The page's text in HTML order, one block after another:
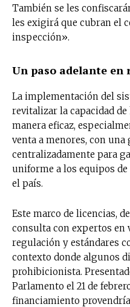
También se les
les exigirá que cubran el
inspección».
Un paso adelante en
La implementación del
revitalizar la capacidad
manera eficaz,
venta a menores, con
centralizadamente para
uniforme a los equipos
el país.
Este marco de licencias,
consulta con expertos en
regulación y estándares
contexto donde algunos
prohibicionista.
Parlamento el 21 de
financiamiento